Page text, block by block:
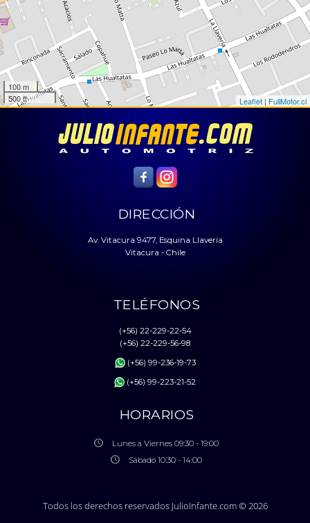
100 m
500 ft
Leaflet | FullMotor.cl
DIRECCIÓN
Av. Vitacura 9477, Esquina Llavería
Vitacura - Chile
TELÉFONOS
(+56) 22-229-22-54
(+56) 22-229-56-98
(+56) 99-236-19-73
(+56) 99-223-21-52
HORARIOS
Lunes a Viernes 09:30 - 19:00
Sábado 10:30 - 14:00
Todos los derechos reservados JulioInfante.com © 2026